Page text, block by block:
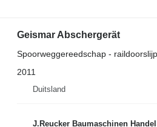
Geismar Abschergerät
Spoorweggereedschap -
2011
Duitsland
J.Reucker Baumaschinen Handel